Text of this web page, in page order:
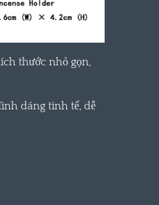
thước nhỏ gọn,
dáng tinh tế, dễ